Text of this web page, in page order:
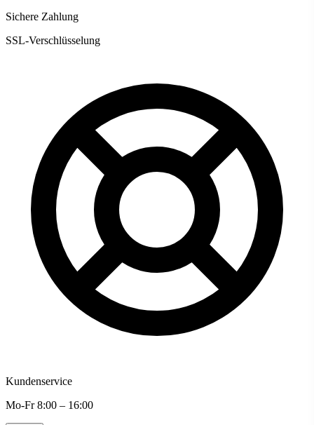
Sichere Zahlung
SSL-Verschlüsselung
Kundenservice
Mo-Fr 8:00 – 16:00